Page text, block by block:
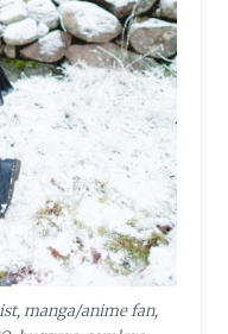
manga/anime fan,